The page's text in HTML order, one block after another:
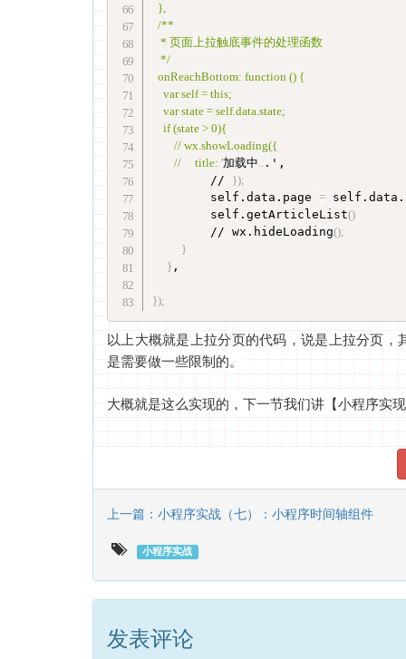
  },
  /**
   * 页面上拉触底事件的处理函数
   */
  onReachBottom: function () {
    var self = this;
    var state = self.data.state;
    if (state > 0){
        // wx.showLoading({
        //     title: '
加载中.. .',
        //
});
        self.data.page
=
        self.getArticleList
()
        // wx.hideLoading
();
}
} ,
});
以上大概就是上拉分页的代码，说是上拉分页
是需要做一些限制的。
大概就是这么实现的，下一节我们讲【小程序实现
上一篇：小程序实战（七）：小程序时间轴组件
小程序实战
发表评论